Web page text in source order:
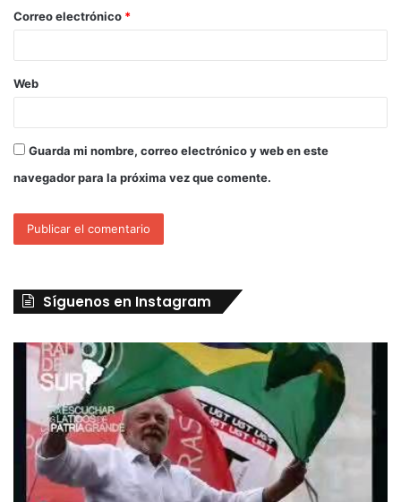
Correo electrónico *
Web
Guarda mi nombre, correo electrónico y web en este
navegador para la próxima vez que comente.
Síguenos en Instagram